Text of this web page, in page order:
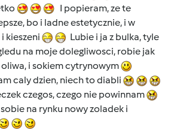
I popieram, ze te
bo i ladne estetycznie, i w
kieszeni
Lubie i ja z bulka, tyle
na moje dolegliwosci, robie jak
i sokiem cytrynowym
caly dzien, niech to diabli
czegos, czego nie powinnam
na rynku nowy zoladek i